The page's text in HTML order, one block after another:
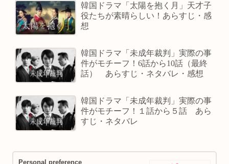
韓国ドラマ「太陽を抱く月」天才子
役たちが素晴らしい！あらすじ・感
想
韓国ドラマ「未成年裁判」実際の事
件がモチーフ！6話から10話（最終
話） あらすじ・ネタバレ・感想
韓国ドラマ「未成年裁判」実際の事
件がモチーフ！１話から５話 あら
すじ・ネタバレ
Personal preference